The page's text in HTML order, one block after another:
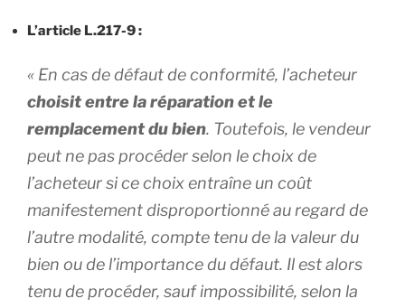
L’article L.217-9 :
« En cas de défaut de conformité, l’acheteur
choisit entre la réparation et le
remplacement du bien. Toutefois, le vendeur
peut ne pas procéder selon le choix de
l’acheteur si ce choix entraîne un coût
manifestement disproportionné au regard de
l’autre modalité, compte tenu de la valeur du
bien ou de l’importance du défaut. Il est alors
tenu de procéder, sauf impossibilité, selon la